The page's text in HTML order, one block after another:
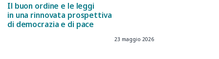
Il buon ordine e le leggi
in una rinnovata prospettiva
di democrazia e di pace
23 maggio 2026